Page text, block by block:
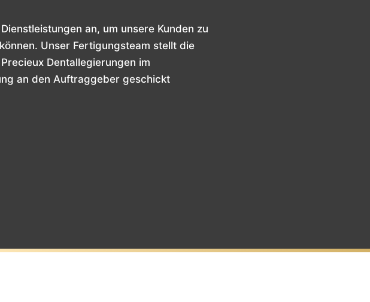
an, um unsere Kunden zu
Unser Fertigungsteam stellt die
Dentallegierungen im
an den Auftraggeber geschickt